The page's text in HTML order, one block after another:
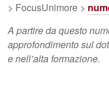
> FocusUnimore >
A partire da questo
approfondimento sul
e nell’alta formazione.